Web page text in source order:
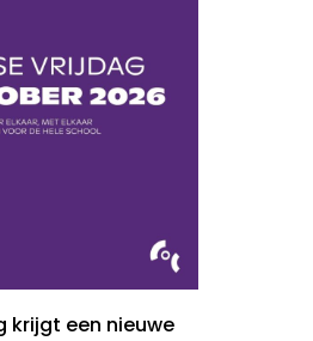
krijgt een nieuwe